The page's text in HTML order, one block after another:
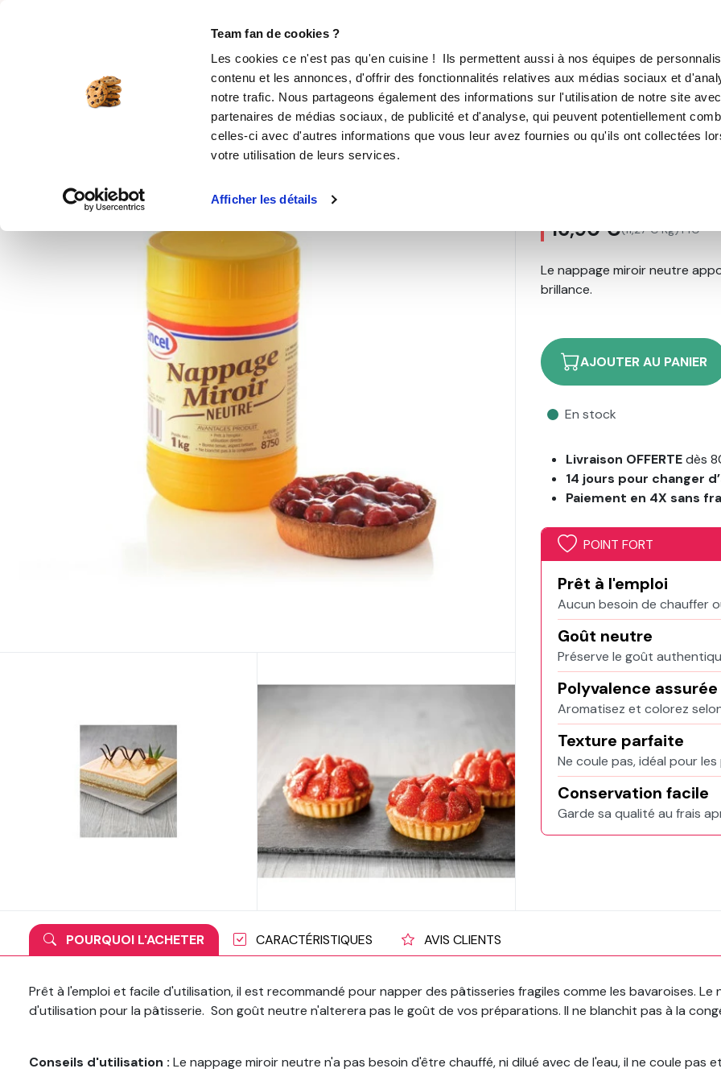
Team fan de cookies ?
Les cookies ce n'est pas qu'en cuisine ! Ils permettent aussi à nos équipes de
contenu et les annonces, d'offrir des fonctionnalités relatives aux médias sociaux et
notre trafic. Nous partageons également des informations sur l'utilisation de notre site
partenaires de médias sociaux, de publicité et d'analyse, qui peuvent potentiellement
celles-ci avec d'autres informations que vous leur avez fournies ou qu'ils ont collectées
votre utilisation de leurs services.
Afficher les détails
MOULES SILICONE USTENSILES ÉPICERIE MISE SOUS VIDE MACHINE À CAFÉ MACHINE À GLACE
Épicerie en ligne Nappage miroir neutre 1,5 kg
16,90 €(11,27 € Kg)TTC
Le nappage miroir neutre
brillance.
AJOUTER AU PANIER
En stock
Livraison OFFERTEdès
14 jours pour changer
Paiement en 4X sans
POINT FORT
Prêt à l'emploi
Aucun besoin de chauffer
Goût neutre
Préserve le goût
Polyvalence assurée
Aromatisez et colorez
Texture parfaite
Ne coule pas, idéal pour
Conservation facile
Garde sa qualité au frais
POURQUOI L'ACHETER CARACTÉRISTIQUES AVIS CLIENTS
Prêt à l'emploi et facile d'utilisation, il est recommandé pour napper des pâtisseries fragiles comme les bavaroises.
d'utilisation pour la pâtisserie. Son goût neutre n'alterera pas le goût de vos préparations. Il ne blanchit pas à la
Conseils d'utilisation : Le nappage miroir neutre n'a pas besoin d'être chauffé, ni dilué avec de l'eau, il ne coule pas